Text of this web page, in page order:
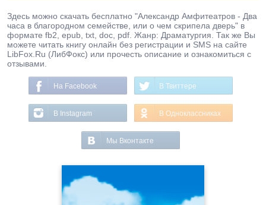
Здесь можно скачать бесплатно "Александр Амфитеатров - Два
часа в благородном семействе, или о чем скрипела дверь" в
формате fb2, epub, txt, doc, pdf. Жанр: Драматургия. Так же Вы
можете читать книгу онлайн без регистрации и SMS на сайте
LibFox.Ru (ЛибФокс) или прочесть описание и ознакомиться с
отзывами.
На Facebook В Твиттере
В Instagram В Одноклассниках
Мы Вконтакте